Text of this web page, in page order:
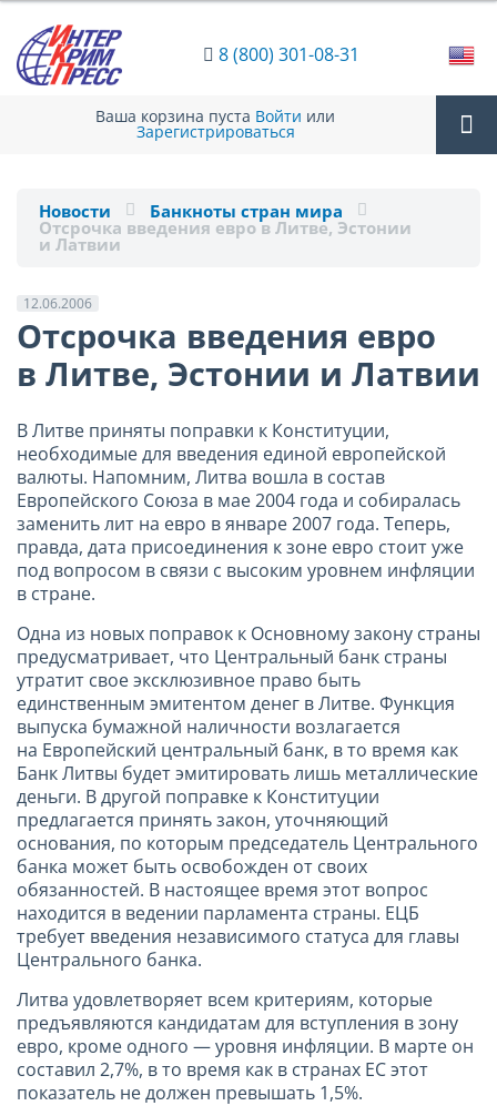
8 (800) 301-08-31
Ваша корзина пуста Войти или
Зарегистрироваться
Новости Банкноты стран мира
Отсрочка введения евро в Литве, Эстонии
и Латвии
12.06.2006
Отсрочка введения евро
в Литве, Эстонии и Латвии
В Литве приняты поправки к Конституции,
необходимые для введения единой европейской
валюты. Напомним, Литва вошла в состав
Европейского Союза в мае 2004 года и собиралась
заменить лит на евро в январе 2007 года. Теперь,
правда, дата присоединения к зоне евро стоит уже
под вопросом в связи с высоким уровнем инфляции
в стране.
Одна из новых поправок к Основному закону страны
предусматривает, что Центральный банк страны
утратит свое эксклюзивное право быть
единственным эмитентом денег в Литве. Функция
выпуска бумажной наличности возлагается
на Европейский центральный банк, в то время как
Банк Литвы будет эмитировать лишь металлические
деньги. В другой поправке к Конституции
предлагается принять закон, уточняющий
основания, по которым председатель Центрального
банка может быть освобожден от своих
обязанностей. В настоящее время этот вопрос
находится в ведении парламента страны. ЕЦБ
требует введения независимого статуса для главы
Центрального банка.
Литва удовлетворяет всем критериям, которые
предъявляются кандидатам для вступления в зону
евро, кроме одного — уровня инфляции. В марте он
составил 2,7%, в то время как в странах ЕС этот
показатель не должен превышать 1,5%.